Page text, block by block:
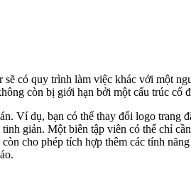
có quy trình làm việc khác với một
còn bị giới hạn bởi một cấu trúc cố
Ví dụ, bạn có thể thay đổi logo trang
giản. Một biên tập viên có thể chỉ
cho phép tích hợp thêm các tính